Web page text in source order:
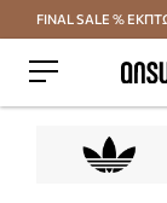
FINAL SALE %